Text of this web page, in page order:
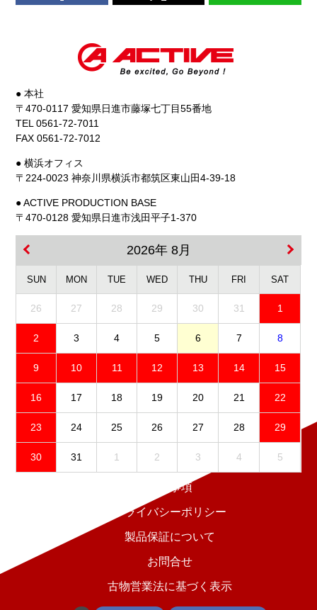
● 本社
〒470-0117 愛知県日進市藤塚七丁目55番地
TEL 0561-72-7011
FAX 0561-72-7012
● 横浜オフィス
〒224-0023 神奈川県横浜市都筑区東山田4-39-18
● ACTIVE PRODUCTION BASE
〒470-0128 愛知県日進市浅田平子1-370
2026年 8月
SUN MON TUE WED THU FRI SAT
26 27 28 29 30 31 1
2 3 4 5 6 7 8
9 10 11 12 13 14 15
16 17 18 19 20 21 22
23 24 25 26 27 28 29
30 31 1 2 3 4 5
免責事項
プライバシーポリシー
製品保証について
お問合せ
古物営業法に基づく表示